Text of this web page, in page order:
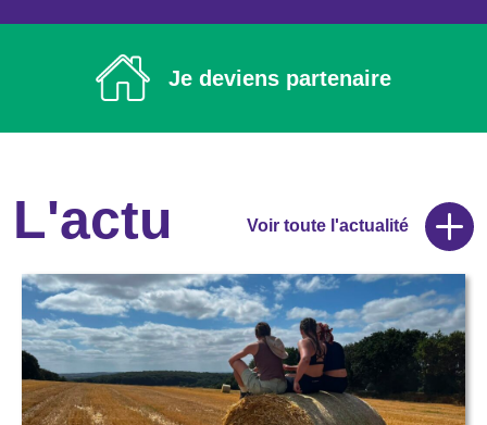
Je deviens partenaire
L'actu Voir toute l'actualité